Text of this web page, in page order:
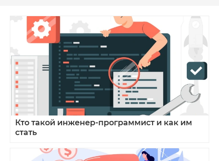
Кто такой инженер‑программист и как им
стать